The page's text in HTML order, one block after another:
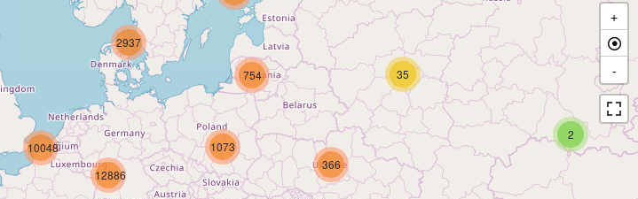
2
366
35
754
1073
2937
10048
12886
+
-